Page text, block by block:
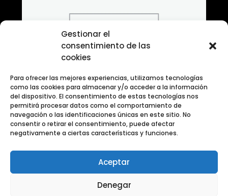
Gestionar el
consentimiento de las
cookies
Para ofrecer las mejores experiencias, utilizamos tecnologías
como las cookies para almacenar y/o acceder a la información
del dispositivo. El consentimiento de estas tecnologías nos
permitirá procesar datos como el comportamiento de
navegación o las identificaciones únicas en este sitio. No
consentir o retirar el consentimiento, puede afectar
negativamente a ciertas características y funciones.
Aceptar
Denegar
Banco de fotografias Categoria Fuegos Artificiales